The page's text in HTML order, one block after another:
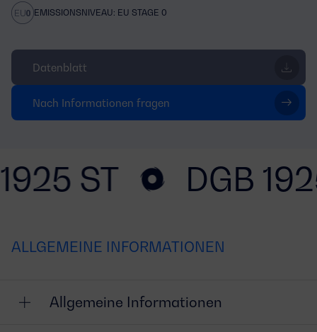
EMISSIONSNIVEAU: EU STAGE 0
Datenblatt
Nach Informationen fragen
ST DGB
ALLGEMEINE INFORMATIONEN
Allgemeine Informationen